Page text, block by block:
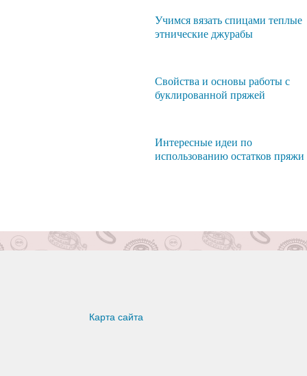
Учимся вязать спицами теплые
этнические джурабы
Свойства и основы работы с
буклированной пряжей
Интересные идеи по
использованию остатков пряжи
Карта сайта